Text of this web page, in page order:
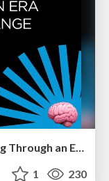
The innovator’s Mindset - Leading Through an Era of Exponential Change - McGill University 2025
1 230